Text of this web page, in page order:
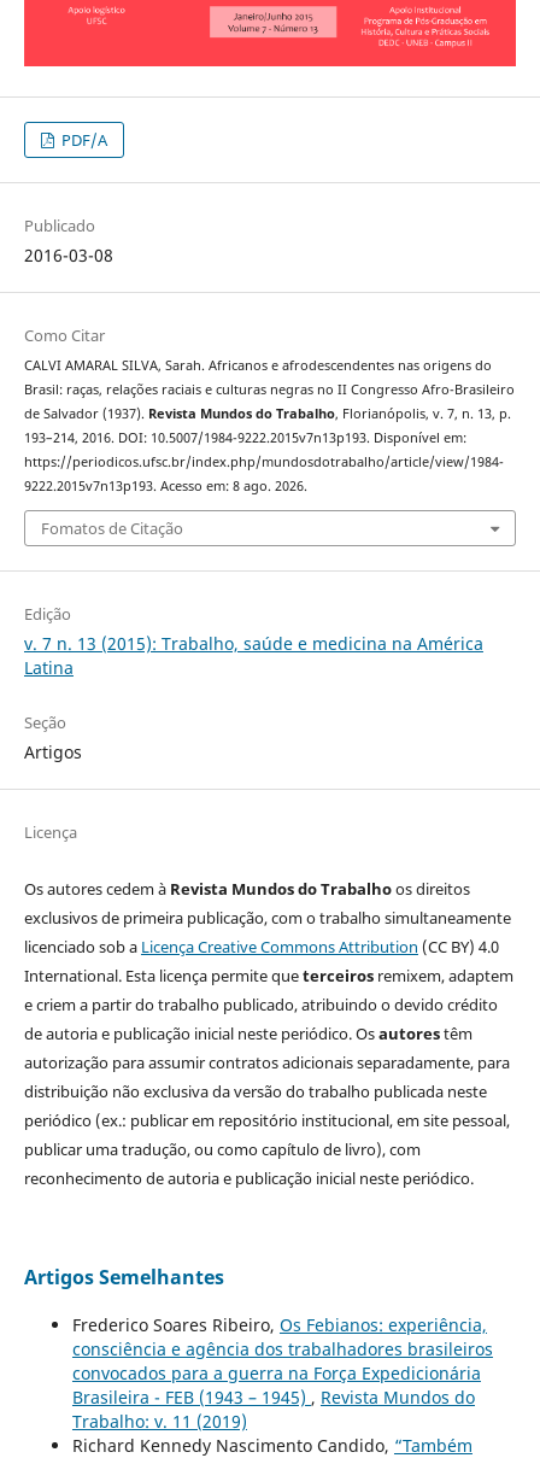
PDF/A
Publicado
2016-03-08
Como Citar
CALVI AMARAL SILVA, Sarah. Africanos e afrodescendentes nas origens do
Brasil: raças, relações raciais e culturas negras no II Congresso Afro-Brasileiro
de Salvador (1937). Revista Mundos do Trabalho, Florianópolis, v. 7, n. 13, p.
193–214, 2016. DOI: 10.5007/1984-9222.2015v7n13p193. Disponível em:
https://periodicos.ufsc.br/index.php/mundosdotrabalho/article/view/1984-
9222.2015v7n13p193. Acesso em: 8 ago. 2026.
Fomatos de Citação
Edição
v. 7 n. 13 (2015): Trabalho, saúde e medicina na América
Latina
Seção
Artigos
Licença
Os autores cedem à Revista Mundos do Trabalhoos direitos
exclusivos de primeira publicação, com o trabalho simultaneamente
licenciado sob a Licença Creative Commons Attribution (CC BY) 4.0
International. Esta licença permite queterceirosremixem, adaptem
e criem a partir do trabalho publicado, atribuindo o devido crédito
de autoria e publicação inicial neste periódico. Osautorestêm
autorização para assumir contratos adicionais separadamente, para
distribuição não exclusiva da versão do trabalho publicada neste
periódico (ex.: publicar em repositório institucional, em site pessoal,
publicar uma tradução, ou como capítulo de livro), com
reconhecimento de autoria e publicação inicial neste periódico.
Artigos Semelhantes
Frederico Soares Ribeiro, Os Febianos: experiência,
consciência e agência dos trabalhadores brasileiros
convocados para a guerra na Força Expedicionária
Brasileira - FEB (1943 – 1945) , Revista Mundos do
Trabalho: v. 11 (2019)
Richard Kennedy Nascimento Candido, “Também